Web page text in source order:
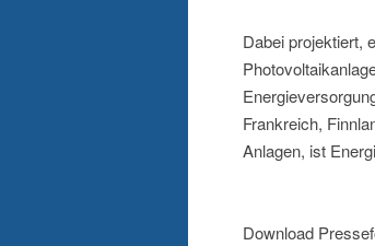
Dabei projektiert,
Frankreich,
Anlagen, ist
Download